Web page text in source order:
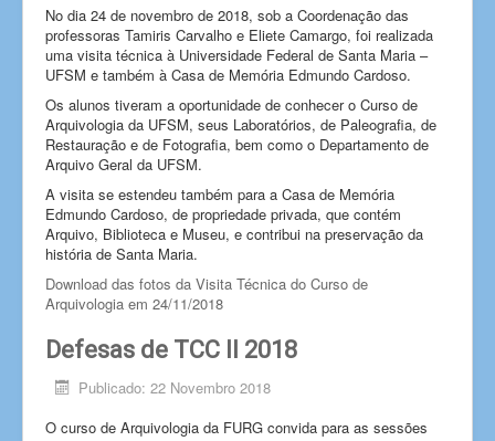
No dia 24 de novembro de 2018, sob a Coordenação das
professoras Tamiris Carvalho e Eliete Camargo, foi realizada
uma visita técnica à Universidade Federal de Santa Maria –
UFSM e também à Casa de Memória Edmundo Cardoso.
Os alunos tiveram a oportunidade de conhecer o Curso de
Arquivologia da UFSM, seus Laboratórios, de Paleografia, de
Restauração e de Fotografia, bem como o Departamento de
Arquivo Geral da UFSM.
A visita se estendeu também para a Casa de Memória
Edmundo Cardoso, de propriedade privada, que contém
Arquivo, Biblioteca e Museu, e contribui na preservação da
história de Santa Maria.
Download das fotos da Visita Técnica do Curso de
Arquivologia em 24/11/2018
Defesas de TCC II 2018
Publicado: 22 Novembro 2018
O curso de Arquivologia da FURG convida para as sessões